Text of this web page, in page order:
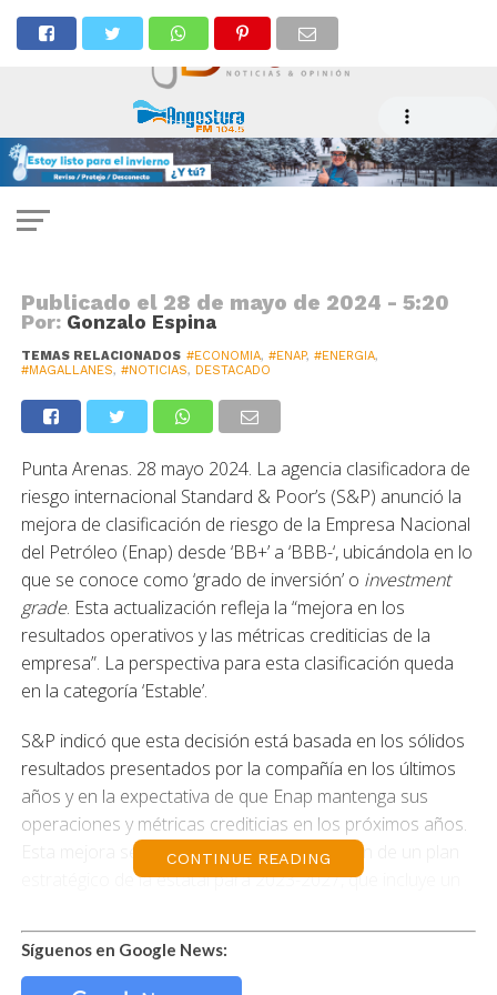
ECONOMÍA
Clasificadora mejora riesgo de
Enap y destaca resultados
Publicado el 28 de mayo de 2024 - 5:20
Por: Gonzalo Espina
TEMAS RELACIONADOS #ECONOMIA, #ENAP, #ENERGIA,
#MAGALLANES, #NOTICIAS, DESTACADO
Punta Arenas. 28 mayo 2024. La agencia clasificadora de
riesgo internacional Standard & Poor’s (S&P) anunció la
mejora de clasificación de riesgo de la Empresa Nacional
del Petróleo (Enap) desde ‘BB+’ a ‘BBB-‘, ubicándola en lo
que se conoce como ‘grado de inversión’ o investment
grade. Esta actualización refleja la “mejora en los
resultados operativos y las métricas crediticias de la
empresa”. La perspectiva para esta clasificación queda
en la categoría ‘Estable’.
S&P indicó que esta decisión está basada en los sólidos
resultados presentados por la compañía en los últimos
años y en la expectativa de que Enap mantenga sus
operaciones y métricas crediticias en los próximos años.
Esta mejora se atribuye a la “implementación de un plan
estratégico de la estatal para 2023-2027, que incluye un
endeudamiento”, según indicó la clasificadora.
Asimismo, el perfil crediticio autónomo o Stand Alone
CONTINUE READING
Síguenos en Google News: